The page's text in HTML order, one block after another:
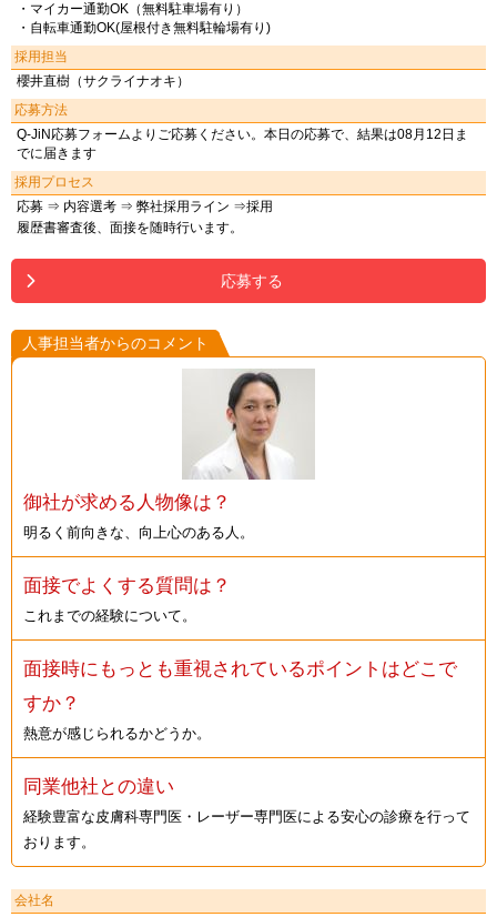
・マイカー通勤OK（無料駐車場有り）
・自転車通勤OK(屋根付き無料駐輪場有り)
採用担当
櫻井直樹（サクライナオキ）
応募方法
Q-JiN応募フォームよりご応募ください。本日の応募で、結果は08月12日ま
でに届きます
採用プロセス
応募 ⇒ 内容選考 ⇒ 弊社採用ライン ⇒採用
履歴書審査後、面接を随時行います。
応募する
人事担当者からのコメント
御社が求める人物像は？
明るく前向きな、向上心のある人。
面接でよくする質問は？
これまでの経験について。
面接時にもっとも重視されているポイントはどこで
すか？
熱意が感じられるかどうか。
同業他社との違い
経験豊富な皮膚科専門医・レーザー専門医による安心の診療を行って
おります。
会社名